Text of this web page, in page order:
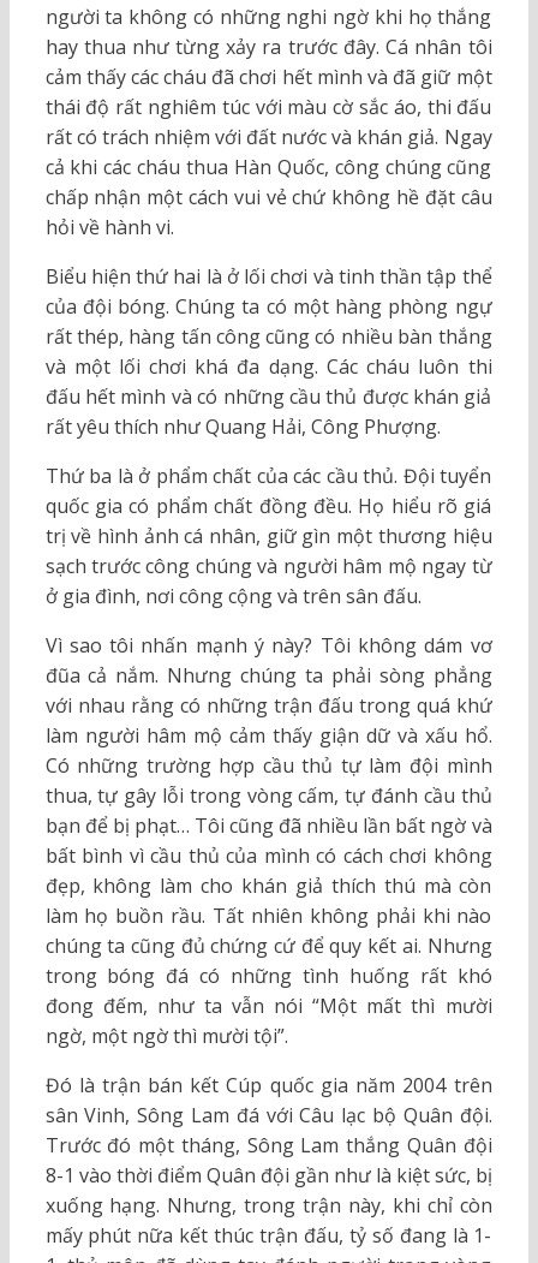
người ta không có những nghi ngờ khi họ thắng
hay thua như từng xảy ra trước đây. Cá nhân tôi
cảm thấy các cháu đã chơi hết mình và đã giữ một
thái độ rất nghiêm túc với màu cờ sắc áo, thi đấu
rất có trách nhiệm với đất nước và khán giả. Ngay
cả khi các cháu thua Hàn Quốc, công chúng cũng
chấp nhận một cách vui vẻ chứ không hề đặt câu
hỏi về hành vi.
Biểu hiện thứ hai là ở lối chơi và tinh thần tập thể
của đội bóng. Chúng ta có một hàng phòng ngự
rất thép, hàng tấn công cũng có nhiều bàn thắng
và một lối chơi khá đa dạng. Các cháu luôn thi
đấu hết mình và có những cầu thủ được khán giả
rất yêu thích như Quang Hải, Công Phượng.
Thứ ba là ở phẩm chất của các cầu thủ. Đội tuyển
quốc gia có phẩm chất đồng đều. Họ hiểu rõ giá
trị về hình ảnh cá nhân, giữ gìn một thương hiệu
sạch trước công chúng và người hâm mộ ngay từ
ở gia đình, nơi công cộng và trên sân đấu.
Vì sao tôi nhấn mạnh ý này? Tôi không dám vơ
đũa cả nắm. Nhưng chúng ta phải sòng phẳng
với nhau rằng có những trận đấu trong quá khứ
làm người hâm mộ cảm thấy giận dữ và xấu hổ.
Có những trường hợp cầu thủ tự làm đội mình
thua, tự gây lỗi trong vòng cấm, tự đánh cầu thủ
bạn để bị phạt… Tôi cũng đã nhiều lần bất ngờ và
bất bình vì cầu thủ của mình có cách chơi không
đẹp, không làm cho khán giả thích thú mà còn
làm họ buồn rầu. Tất nhiên không phải khi nào
chúng ta cũng đủ chứng cứ để quy kết ai. Nhưng
trong bóng đá có những tình huống rất khó
đong đếm, như ta vẫn nói “Một mất thì mười
ngờ, một ngờ thì mười tội”.
Đó là trận bán kết Cúp quốc gia năm 2004 trên
sân Vinh, Sông Lam đá với Câu lạc bộ Quân đội.
Trước đó một tháng, Sông Lam thắng Quân đội
8-1 vào thời điểm Quân đội gần như là kiệt sức, bị
xuống hạng. Nhưng, trong trận này, khi chỉ còn
mấy phút nữa kết thúc trận đấu, tỷ số đang là 1-